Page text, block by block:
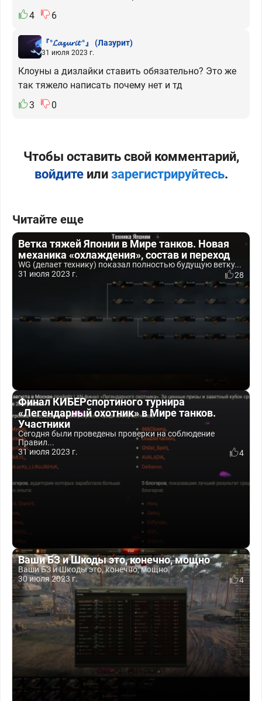
4
6
『°𝓛𝓪𝔃𝓾𝓻𝓲𝓽 °』 (Лазурит)
31 июля 2023 г.
Клоуны а дизлайки ставить обязательно? Это же
так тяжело написать почему нет и тд
3
0
Чтобы оставить свой комментарий,
войдитеили зарегистрируйтесь.
Читайте еще
Ветка тяжей Японии в Мире танков. Новая
механика «охлаждения», состав и переход
WG (делает технику) показал полностью будущую ветку...
31 июля 2023 г.
28
Финал КИБЕРспортиного турнира
«Легендарный охотник» в Мире танков.
Участники
Сегодня были проведены проверки на соблюдение
Правил...
31 июля 2023 г.
4
Ваши БЗ и Шкоды это, конечно, мощно
Ваши БЗ и Шкоды это, конечно, мощно.
30 июля 2023 г.
4